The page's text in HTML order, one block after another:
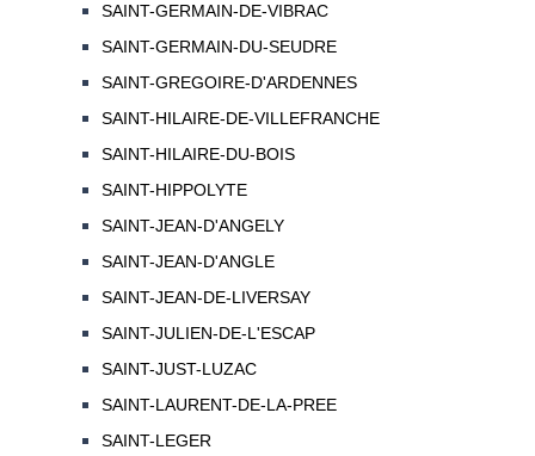
SAINT-GERMAIN-DE-VIBRAC
SAINT-GERMAIN-DU-SEUDRE
SAINT-GREGOIRE-D'ARDENNES
SAINT-HILAIRE-DE-VILLEFRANCHE
SAINT-HILAIRE-DU-BOIS
SAINT-HIPPOLYTE
SAINT-JEAN-D'ANGELY
SAINT-JEAN-D'ANGLE
SAINT-JEAN-DE-LIVERSAY
SAINT-JULIEN-DE-L'ESCAP
SAINT-JUST-LUZAC
SAINT-LAURENT-DE-LA-PREE
SAINT-LEGER